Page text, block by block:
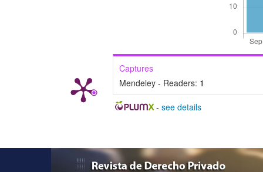
Captures
Mendeley - Readers: 1
- see details